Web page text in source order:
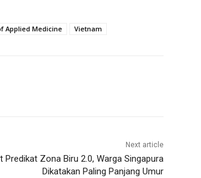
Applied Medicine Vietnam
Next article
Predikat Zona Biru 2.0, Warga Singapura
Dikatakan Paling Panjang Umur